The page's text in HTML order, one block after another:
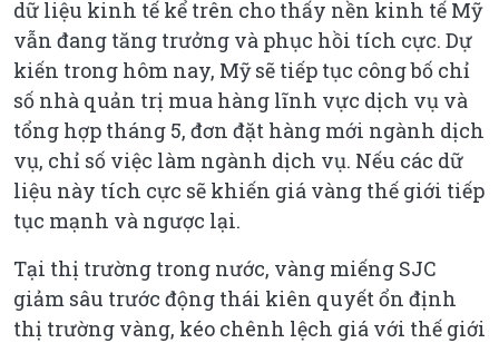
dữ liệu kinh tế kể trên cho thấy nền kinh tế Mỹ
vẫn đang tăng trưởng và phục hồi tích cực. Dự
kiến trong hôm nay, Mỹ sẽ tiếp tục công bố chỉ
số nhà quản trị mua hàng lĩnh vực dịch vụ và
tổng hợp tháng 5, đơn đặt hàng mới ngành dịch
vụ, chỉ số việc làm ngành dịch vụ. Nếu các dữ
liệu này tích cực sẽ khiến giá vàng thế giới tiếp
tục mạnh và ngược lại.
Tại thị trường trong nước, vàng miếng SJC
giảm sâu trước động thái kiên quyết ổn định
thị trường vàng, kéo chênh lệch giá với thế giới